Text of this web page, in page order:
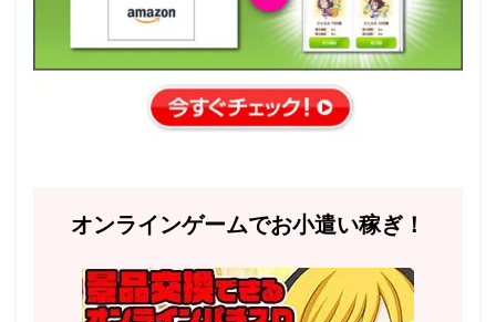
オンラインゲームでお小遣い稼ぎ！